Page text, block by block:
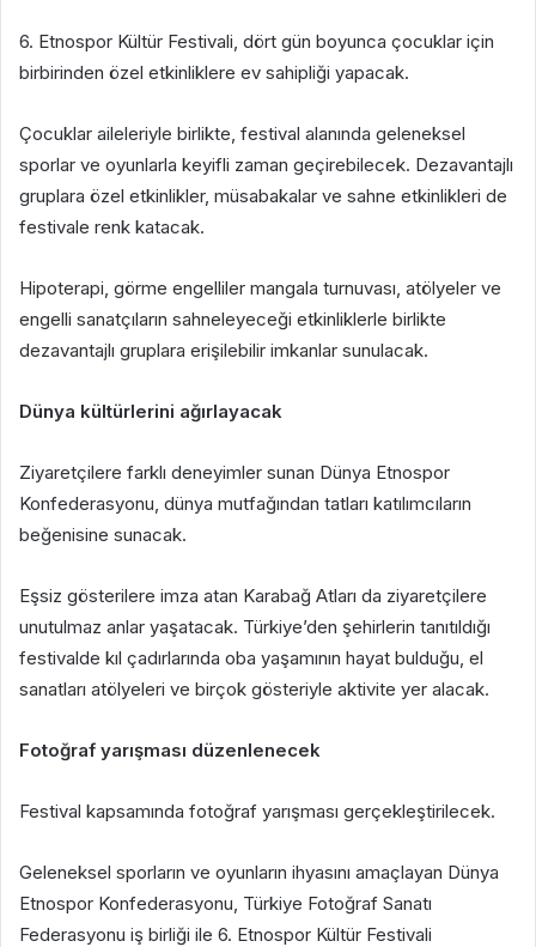
6. Etnospor Kültür Festivali, dört gün boyunca çocuklar için
birbirinden özel etkinliklere ev sahipliği yapacak.
Çocuklar aileleriyle birlikte, festival alanında geleneksel
sporlar ve oyunlarla keyifli zaman geçirebilecek. Dezavantajlı
gruplara özel etkinlikler, müsabakalar ve sahne etkinlikleri de
festivale renk katacak.
Hipoterapi, görme engelliler mangala turnuvası, atölyeler ve
engelli sanatçıların sahneleyeceği etkinliklerle birlikte
dezavantajlı gruplara erişilebilir imkanlar sunulacak.
Dünya kültürlerini ağırlayacak
Ziyaretçilere farklı deneyimler sunan Dünya Etnospor
Konfederasyonu, dünya mutfağından tatları katılımcıların
beğenisine sunacak.
Eşsiz gösterilere imza atan Karabağ Atları da ziyaretçilere
unutulmaz anlar yaşatacak. Türkiye’den şehirlerin tanıtıldığı
festivalde kıl çadırlarında oba yaşamının hayat bulduğu, el
sanatları atölyeleri ve birçok gösteriyle aktivite yer alacak.
Fotoğraf yarışması düzenlenecek
Festival kapsamında fotoğraf yarışması gerçekleştirilecek.
Geleneksel sporların ve oyunların ihyasını amaçlayan Dünya
Etnospor Konfederasyonu, Türkiye Fotoğraf Sanatı
Federasyonu iş birliği ile 6. Etnospor Kültür Festivali